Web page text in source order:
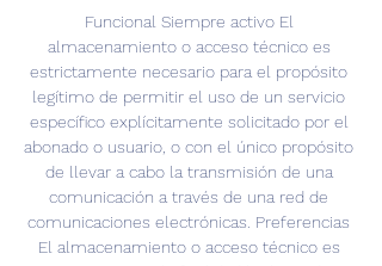
Funcional Siempre activo El
almacenamiento o acceso técnico es
estrictamente necesario para el propósito
legítimo de permitir el uso de un servicio
específico explícitamente solicitado por el
abonado o usuario, o con el único propósito
de llevar a cabo la transmisión de una
comunicación a través de una red de
comunicaciones electrónicas. Preferencias
El almacenamiento o acceso técnico es